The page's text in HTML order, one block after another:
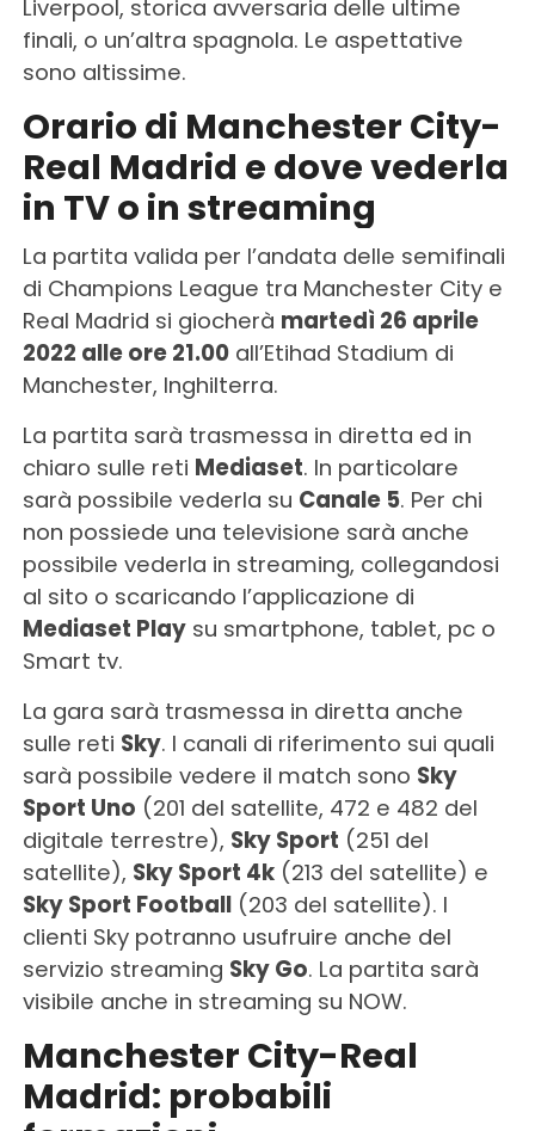
Liverpool, storica avversaria delle ultime
finali, o un’altra spagnola. Le aspettative
sono altissime.
Orario di Manchester City-
Real Madrid e dove vederla
in TV o in streaming
La partita valida per l’andata delle semifinali
di Champions League tra Manchester City e
Real Madrid si giocherà martedì 26 aprile
2022 alle ore 21.00all’Etihad Stadium di
Manchester, Inghilterra.
La partita sarà trasmessa in diretta ed in
chiaro sulle reti Mediaset. In particolare
sarà possibile vederla su Canale 5. Per chi
non possiede una televisione sarà anche
possibile vederla in streaming, collegandosi
al sito o scaricando l’applicazione di
Mediaset Playsu smartphone, tablet, pc o
Smart tv.
La gara sarà trasmessa in diretta anche
sulle reti Sky. I canali di riferimento sui quali
sarà possibile vedere il match sono Sky
Sport Uno (201 del satellite, 472 e 482 del
digitale terrestre), Sky Sport (251 del
satellite), Sky Sport 4k(213 del satellite) e
Sky Sport Football(203 del satellite). I
clienti Sky potranno usufruire anche del
servizio streaming Sky Go. La partita sarà
visibile anche in streaming su NOW.
Manchester City-Real
Madrid: probabili